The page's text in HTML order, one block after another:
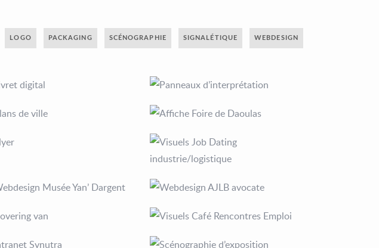
LOGO PACKAGING SCÉNOGRAPHIE SIGNALÉTIQUE WEBDESIGN